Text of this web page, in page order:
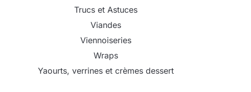
Trucs et Astuces
Viandes
Viennoiseries
Wraps
Yaourts, verrines et crèmes dessert